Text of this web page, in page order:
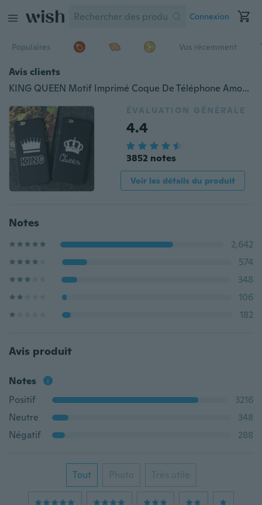
Connexion
Populaires Vus récemment
Avis clients
KING QUEEN Motif Imprimé Coque De Téléphone Amoureux Couple Dur En Plastique Couverture Arrière Pour iPhone 5S SE / 6 6S / 6 6S Plus / 7/7 Plus / 8/8 Plus, Pour iPhone X
ÉVALUATION GÉNÉRALE
4.4
3852 notes
Voir les détails du produit
Notes
2,642
574
348
106
182
Avis produit
Notes
Positif
3216
Neutre
348
Négatif
288
Tout Photo Très utile